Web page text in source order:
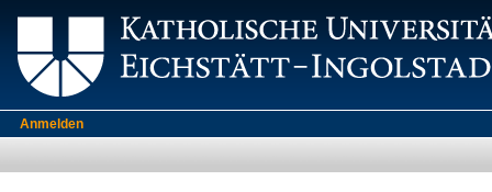
Anmelden